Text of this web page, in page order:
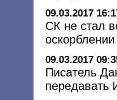
09.03.2017
СК не стал
09.03.2017
Писатель
передавать